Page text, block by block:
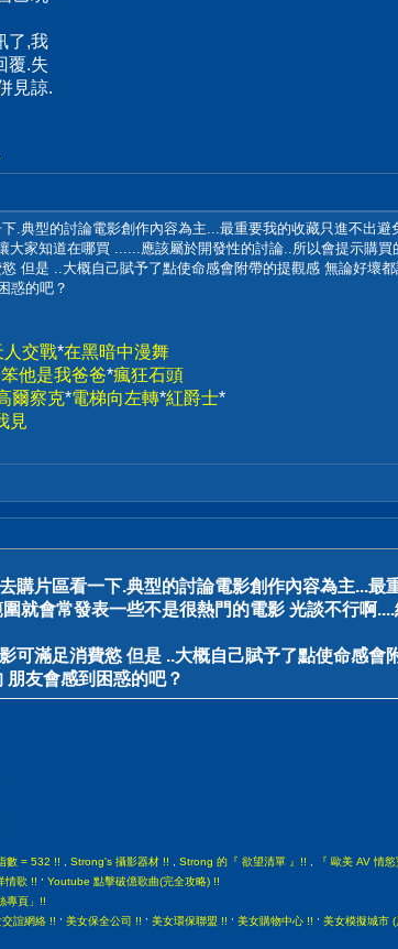
了,我
覆.失
見諒.
.典型的討論電影創作內容為主...最重要我的收藏只進不出
家知道在哪買 ......應該屬於開發性的討論..所以會提示購買
但是 ..大概自己賦予了點使命感會附帶的提觀感 無論好壞都
惑的吧？
人交戰*在黑暗中漫舞
他是我爸爸*瘋狂石頭
爾察克*電梯向左轉*紅爵士*
見
購片區看一下.典型的討論電影創作內容為主...
就會常發表一些不是很熱門的電影 光談不行啊
可滿足消費慾 但是 ..大概自己賦予了點使命感會
友會感到困惑的吧？
數 = 532 !! Strong's 攝影器材 !! Strong 的『 欲望清單 』!! 『 歐美 AV 情
情歌 !! , Youtube 點擊破億歌曲(完全攻略) !!
專頁」!!
交誼網絡 !! , 美女保全公司 !! , 美女環保聯盟 !! , 美女購物中心 !! , 美女模擬城市